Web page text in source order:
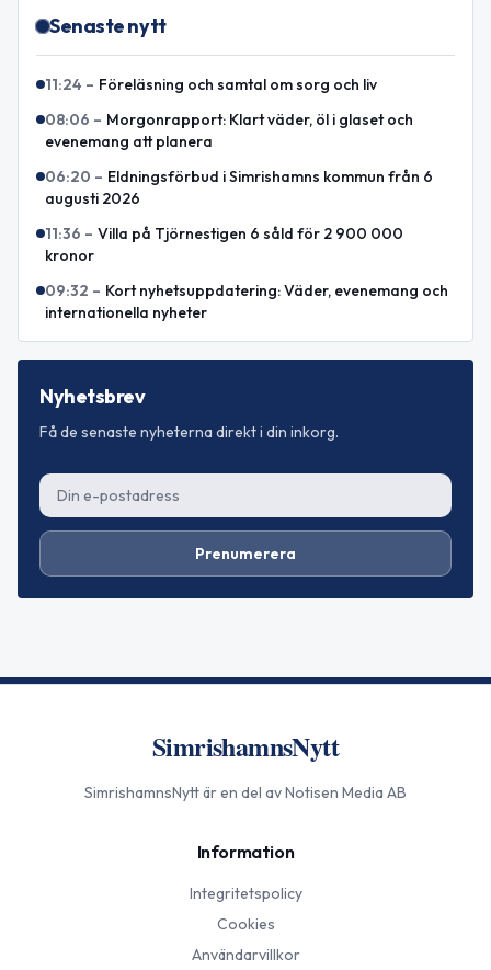
Senaste nytt
11:24 – Föreläsning och samtal om sorg och liv
08:06 – Morgonrapport: Klart väder, öl i glaset och
evenemang att planera
06:20 – Eldningsförbud i Simrishamns kommun från 6
augusti 2026
11:36 – Villa på Tjörnestigen 6 såld för 2 900 000
kronor
09:32 – Kort nyhetsuppdatering: Väder, evenemang och
internationella nyheter
Nyhetsbrev
Få de senaste nyheterna direkt i din inkorg.
Prenumerera
SimrishamnsNytt
SimrishamnsNyttär en del av Notisen Media AB
Information
Integritetspolicy
Cookies
Användarvillkor